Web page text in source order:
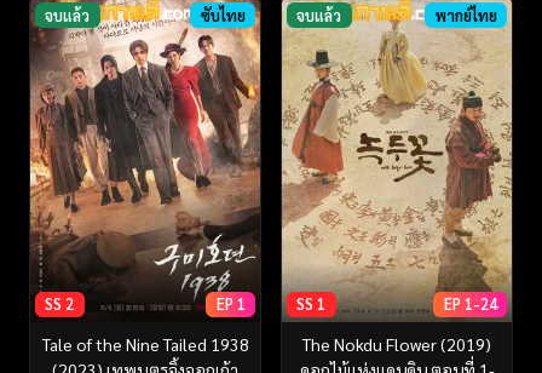
จบแล้ว ซับไทย
SS 2 EP 1
Tale of the Nine Tailed 1938
จบแล้ว พากย์ไทย
SS 1 EP 1-24
The Nokdu Flower (2019)